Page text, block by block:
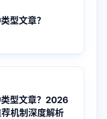
型文章？
型文章？2026
机制深度解析